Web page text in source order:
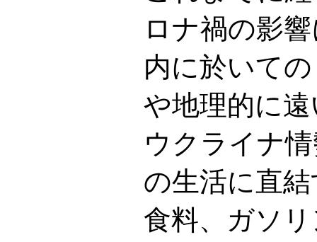
ロナ禍の影
内に於いて
や地理的に
ウクライナ
の生活に直
食料、ガソ